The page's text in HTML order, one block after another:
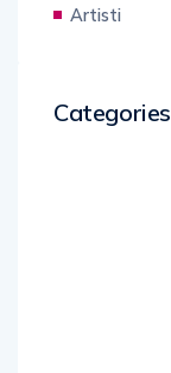
Artisti
Categories